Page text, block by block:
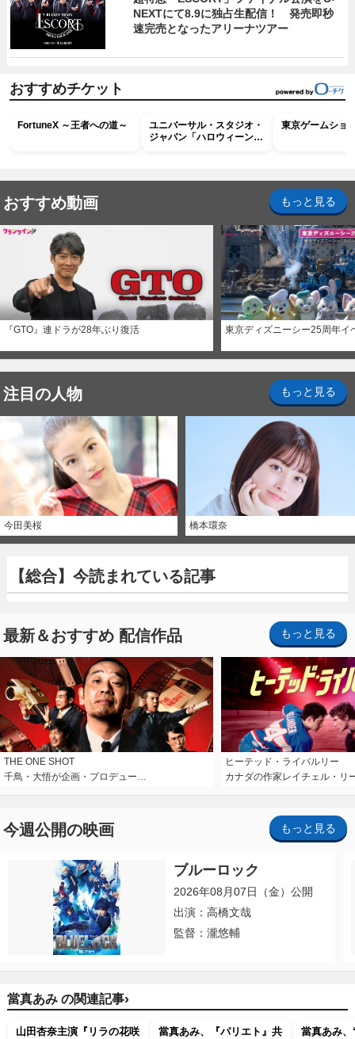
NEXTにて8.9に独占生配信！ 発売即秒
速完売となったアリーナツアー
おすすめチケット
FortuneX ～王者への道～
ユニバーサル・スタジオ・
ジャパン「ハロウィーン・
東京ゲームショ
おすすめ動画 もっと見る
『GTO』連ドラが28年ぶり復活 東京ディズニーシー25周年イ
注目の人物 もっと見る
今田美桜 橋本環奈
【総合】今読まれている記事
最新＆おすすめ 配信作品 もっと見る
THE ONE SHOT
千鳥・大悟が企画・プロデュー…
ヒーテッド・ライバルリー
カナダの作家レイチェル・リ
今週公開の映画 もっと見る
ブルーロック
2026年08月07日（金）公開
出演：高橋文哉
監督：瀧悠輔
當真あみ の関連記事›
山田杏奈主演『リラの花咲
當真あみ、『パリエト』共
當真あみ